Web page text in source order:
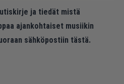
ja tiedät mistä
ajankohtaiset musiikin
sähköpostiin tästä.